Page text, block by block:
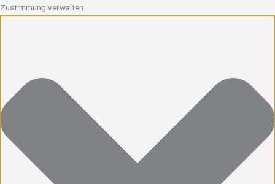
Zustimmung verwalten